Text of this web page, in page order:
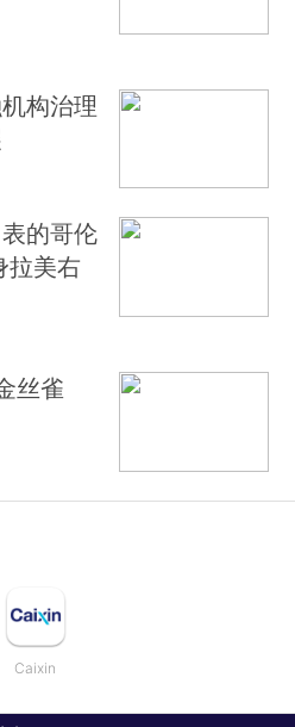
构治理
表的哥伦
拉美右
丝雀
Caixin